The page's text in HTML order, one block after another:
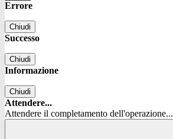
Errore
Chiudi
Successo
Chiudi
Informazione
Chiudi
Attendere...
Attendere il completamento dell'operazione...